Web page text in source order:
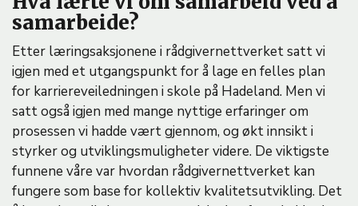
samarbeide?
Etter læringsaksjonene i rådgivernettverket satt vi
igjen med et utgangspunkt for å lage en felles plan
for karriereveiledningen i skole på Hadeland. Men vi
satt også igjen med mange nyttige erfaringer om
prosessen vi hadde vært gjennom, og økt innsikt i
styrker og utviklingsmuligheter videre. De viktigste
funnene våre var hvordan rådgivernettverket kan
fungere som base for kollektiv kvalitetsutvikling. Det